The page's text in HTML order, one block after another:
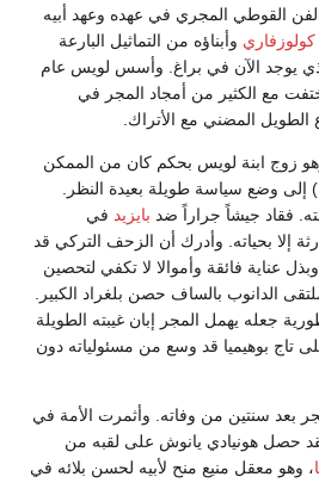
القوطي المجري في عهده وعهد أبيه
وأبناؤه من التماثيل البارعة
يوجد الآن في براغ. وأسس لويس عام
اختفت مع الكثير من أمجاد المجر في
المضني مع الأتراك.
زوج ابنة لويس بحكم كان من الممكن
أن يؤدي طوله (1387-1437) إلى وضع سياسة طويلة بعيدة النظر.
فقاد جيشاً جراراً ضد بايزيد في
إلا بحياته. وأدرك أن الزحف التركي قد
عناية فائقة وأموالا لا تكفي لتحصين
الدانوب بالساف حصن بلغراد الكبير.
جعله يهمل المجر إبان غيبته الطويلة
تاج بوهيميا قد وسع من مسئولياته دون
بعد سنتين من وفاته. وأثمرت الأمة في
حصل هونيادي يانوش على لقبه من
، وهو معقل منيع منح لأبيه لحسن بلائه في